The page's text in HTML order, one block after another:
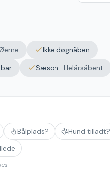
Ikke døgnåben
Sæson · Helårsåbent
Bålplads?
Hund tilladt?